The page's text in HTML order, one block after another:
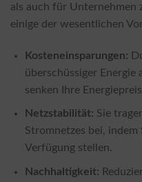
als auch für Unternehmen
einige der wesentlichen
Kosteneinsparungen:
überschüssiger Energie
senken Ihre
Netzstabilität: Sie
Stromnetzes bei, indem
Verfügung stellen.
Nachhaltigkeit: